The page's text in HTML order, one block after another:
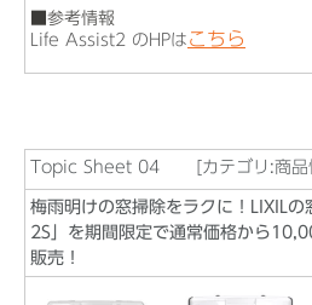
■参考情報
Life Assist2 のHPは こちら
Topic Sheet 04 [カテゴリ:商品
梅雨明けの窓掃除をラクに！LIXIL
2S」を期間限定で通常価格から
販売！